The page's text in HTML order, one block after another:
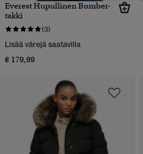
Everest Hupullinen Bomber-
takki
(3)
Lisää värejä saatavilla
€ 179,99